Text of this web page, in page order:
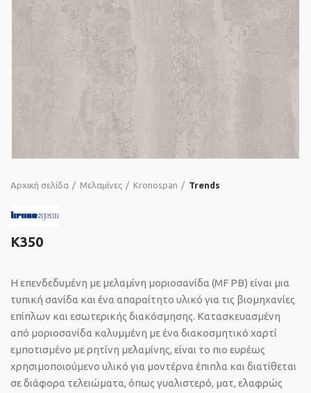
Αρχική σελίδα Μελαμίνες Kronospan Trends
K350
Η επενδεδυμένη με μελαμίνη μοριοσανίδα (MF PB) είναι μια
τυπική σανίδα και ένα απαραίτητο υλικό για τις βιομηχανίες
επίπλων και εσωτερικής διακόσμησης. Κατασκευασμένη
από μοριοσανίδα καλυμμένη με ένα διακοσμητικό χαρτί
εμποτισμένο με ρητίνη μελαμίνης, είναι το πιο ευρέως
χρησιμοποιούμενο υλικό για μοντέρνα έπιπλα και διατίθεται
σε διάφορα τελειώματα, όπως γυαλιστερό, ματ, ελαφρώς